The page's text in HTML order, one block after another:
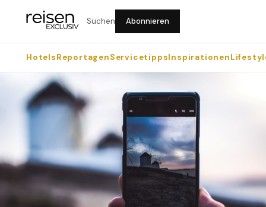
Suchen Abonnieren
HotelsReportagenServicetippsInspirationen